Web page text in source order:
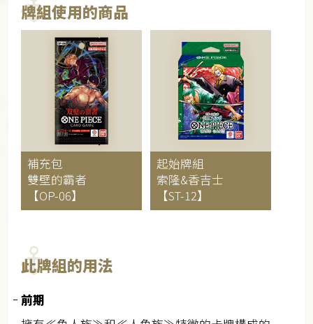
牌組使用的商品
補充包
雙壁的霸者
【OP-06】
起始牌組
索隆&香吉士
【ST-12】
此牌組的用法
前期